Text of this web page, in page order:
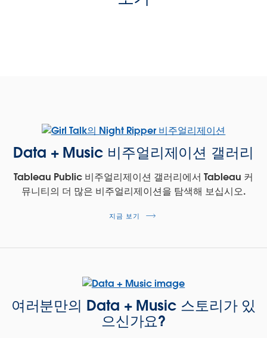
Data + Music 비주얼리제이션 갤러리
Tableau Public 비주얼리제이션 갤러리에서 Tableau 커
뮤니티의 더 많은 비주얼리제이션을 탐색해 보십시오.
지금 보기
여러분만의 Data + Music 스토리가 있
으신가요?